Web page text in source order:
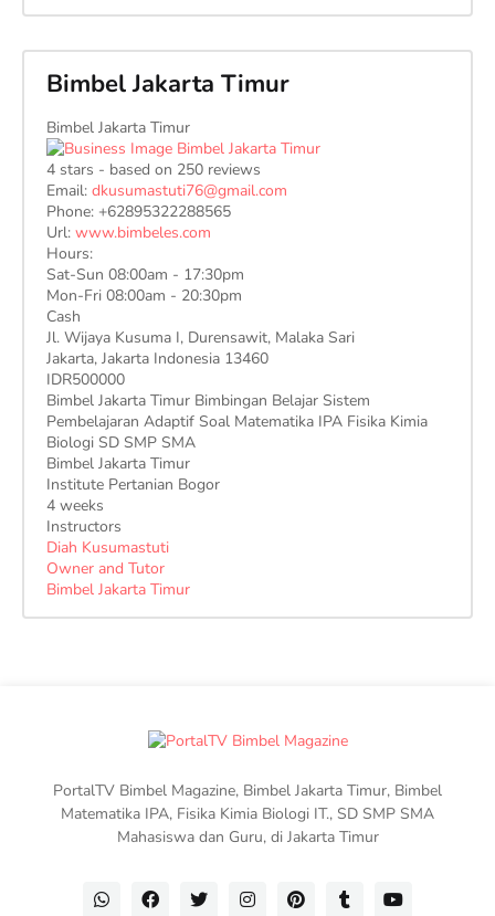
Bimbel Jakarta Timur
Bimbel Jakarta Timur
4stars - based on 250reviews
Email: dkusumastuti76@gmail.com
Phone: +62895322288565
Url: www.bimbeles.com
Hours:
Sat-Sun 08:00am - 17:30pm
Mon-Fri 08:00am - 20:30pm
Cash
Jl. Wijaya Kusuma I, Durensawit, Malaka Sari
Jakarta, Jakarta Indonesia 13460
IDR500000
Bimbel Jakarta Timur Bimbingan Belajar Sistem
Pembelajaran Adaptif Soal Matematika IPA Fisika Kimia
Biologi SD SMP SMA
Bimbel Jakarta Timur
Institute Pertanian Bogor
4 weeks
Instructors
Diah Kusumastuti
Owner and Tutor
Bimbel Jakarta Timur
PortalTV Bimbel Magazine, Bimbel Jakarta Timur, Bimbel
Matematika IPA, Fisika Kimia Biologi IT., SD SMP SMA
Mahasiswa dan Guru, di Jakarta Timur